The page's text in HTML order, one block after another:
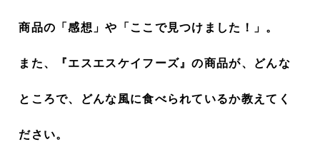
商品の「感想」や「ここで見つけました！」。
また、『エスエスケイフーズ』の商品が、どんな
ところで、どんな風に食べられているか教えてく
ださい。